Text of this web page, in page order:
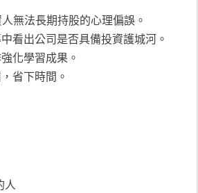
無法長期持股的心理偏誤。
看出公司是否具備投資護城河。
化學習成果。
省下時間。
人